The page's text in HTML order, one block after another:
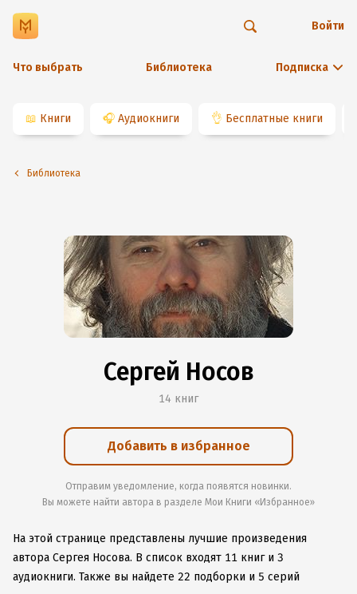
Что выбрать Библиотека Подписка
Войти
📖 Книги 🎧 Аудиокниги 👌 Бесплатные книги
Библиотека
Сергей Носов
14 книг
Добавить в избранное
Отправим уведомление, когда появятся новинки.
Вы можете найти автора в разделе Мои Книги «Избранное»
На этой странице представлены лучшие произведения
автора Сергея Носова. В список входят 11 книг и 3
аудиокниги. Также вы найдете 22 подборки и 5 серий